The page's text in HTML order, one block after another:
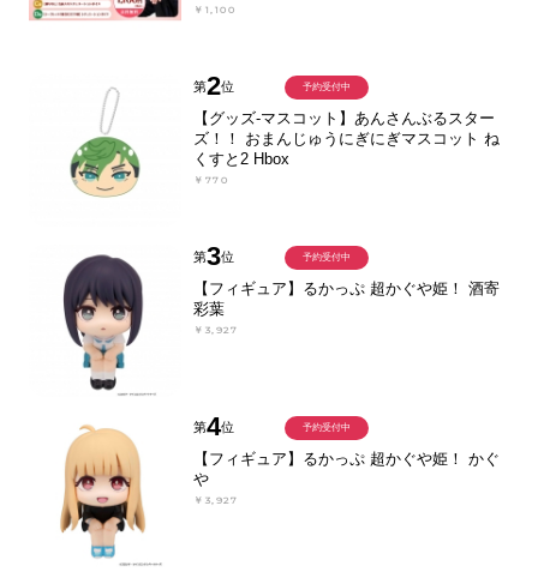
￥1,100
第2位
【グッズ-マスコット】あんさんぶるスター
ズ！！ おまんじゅうにぎにぎマスコット ね
くすと2 Hbox
￥770
予約受付中
第3位
【フィギュア】るかっぷ 超かぐや姫！ 酒寄
彩葉
￥3,927
予約受付中
第4位
【フィギュア】るかっぷ 超かぐや姫！ かぐ
や
￥3,927
予約受付中